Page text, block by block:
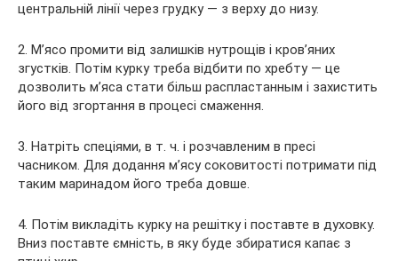
центральній лінії через грудку — з верху до низу.
2. М’ясо промити від залишків нутрощів і кров’яних
згустків. Потім курку треба відбити по хребту — це
дозволить м’яса стати більш распластанным і захистить
його від згортання в процесі смаження.
3. Натріть спеціями, в т. ч. і розчавленим в пресі
часником. Для додання м’ясу соковитості потримати під
таким маринадом його треба довше.
4. Потім викладіть курку на решітку і поставте в духовку.
Вниз поставте ємність, в яку буде збиратися капає з